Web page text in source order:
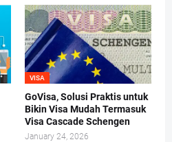
VISA
GoVisa, Solusi Praktis untuk
Bikin Visa Mudah Termasuk
Visa Cascade Schengen
January 24, 2026